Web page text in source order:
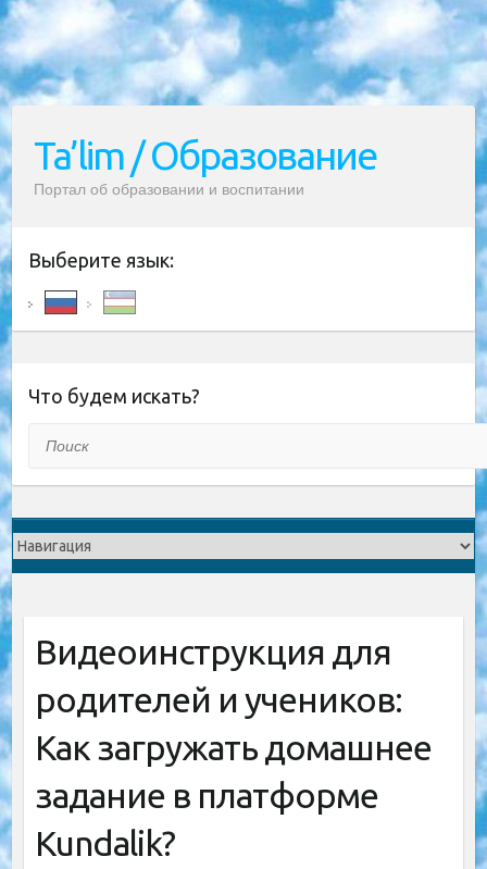
Ta’lim / Образование
Портал об образовании и воспитании
Выберите язык:
Что будем искать?
Видеоинструкция для
родителей и учеников:
Как загружать домашнее
задание в платформе
Kundalik?